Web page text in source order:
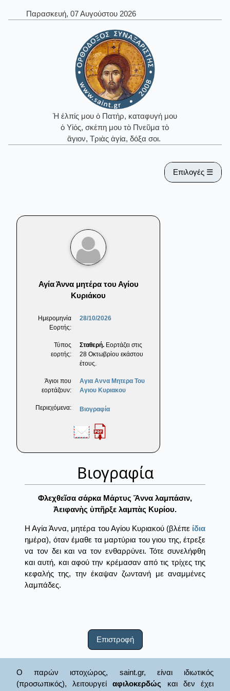
Παρασκευή, 07 Αυγούστου 2026
Ἡ ἐλπίς μου ὁ Πατήρ, καταφυγή μου
ὁ Υἱός, σκέπη μου τὸ Πνεῦμα τὸ
ἅγιον, Τριὰς ἁγία, δόξα σοι.
Επιλογές ☰
Αγία Άννα μητέρα του Αγίου
Κυριάκου
Ημερομηνία
Εορτής:
28/10/2026
Τύπος
εορτής:
Σταθερή. Εορτάζει στις
28 Οκτωβρίου εκάστου
έτους.
Άγιοι που
εορτάζουν:
Αγια Αννα Μητερα Του
Αγιου Κυριακου
Περιεχόμενα: Βιογραφία
Βιογραφία
Φλεχθεῖσα σάρκα Μάρτυς Ἄννα λαμπάσιν,
Ἀειφανὴς ὑπῆρξε λαμπὰς Κυρίου.
Η Αγία Άννα, μητέρα του Αγίου Κυριακού (βλέπε ίδια
ημέρα), όταν έμαθε τα μαρτύρια του γιου της, έτρεξε
να τον δει και να τον ενθαρρύνει. Τότε συνελήφθη
και αυτή, και αφού την κρέμασαν από τις τρίχες της
κεφαλής της, την έκαψαν ζωντανή με αναμμένες
λαμπάδες.
Επιστροφή
Ο παρών ιστοχώρος, saint.gr, είναι ιδιωτικός
(προσωπικός), λειτουργείαφιλοκερδώς και δεν έχει